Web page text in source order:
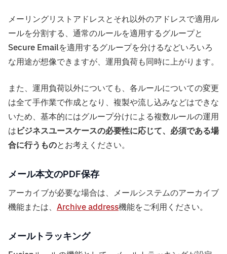
メーリングリストアドレスとそれ以外のアドレスで適用ル
ールを分割する、通常のルールを適用するグループと
Secure Emailを適用するグループを分けるなどいろいろ
な用途が想像できますが、運用負荷も同時に上がります。
また、運用負荷以外についても、各ルールについての変更
は全て手作業で作成となり、複製や流し込みなどはできな
いため、基本的にはグループ分けによる複数ルールの運用
はビジネスユースケースの必要性に応じて、必須である場
合に行うものとお考えください。
メール本文のPDF保存
アーカイブが必要な場合は、メールシステムのアーカイブ
機能または、 Archive address機能をご利用ください。
メールトラッキング